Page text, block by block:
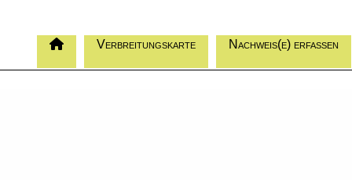
Verbreitungskarte Nachweis(e) erfassen